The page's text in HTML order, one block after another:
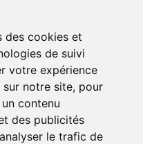
des cookies et
de suivi
votre expérience
notre site, pour
contenu
des publicités
le trafic de